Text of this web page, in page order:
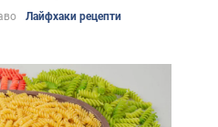
Лайфхаки рецепти